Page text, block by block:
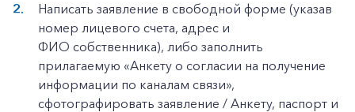
Написать заявление в свободной форме (указав
номер лицевого счета, адрес и
ФИО собственника), либо заполнить
прилагаемую «Анкету о согласии на получение
информации по каналам связи»,
сфотографировать заявление / Анкету, паспорт и